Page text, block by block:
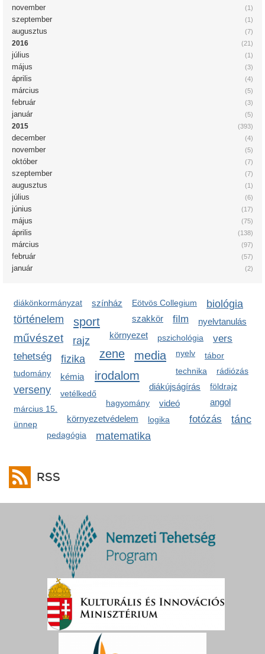
(1)
november
(1)
szeptember
(7)
augusztus
(21)
2016
(1)
július
(3)
május
(4)
április
(5)
március
(3)
február
(5)
január
(393)
2015
(4)
december
(5)
november
(7)
október
(7)
szeptember
(1)
augusztus
(6)
július
(17)
június
(75)
május
(138)
április
(97)
március
(57)
február
(2)
január
diákönkormányzat színház Eötvös Collegium
történelem
biológia
szakkör
sport film
nyelvtanulás
környezet
művészet pszichológia vers
rajz
zene media
tehetség nyelv tábor
fizika
technika
irodalom rádiózás
tudomány
diákújságírás
kémia
földrajz
verseny
vetélkedő
hagyomány
angol
március 15.
videó
környezetvédelem
fotózás
logika tánc
ünnep
pedagógia
matematika
RSS